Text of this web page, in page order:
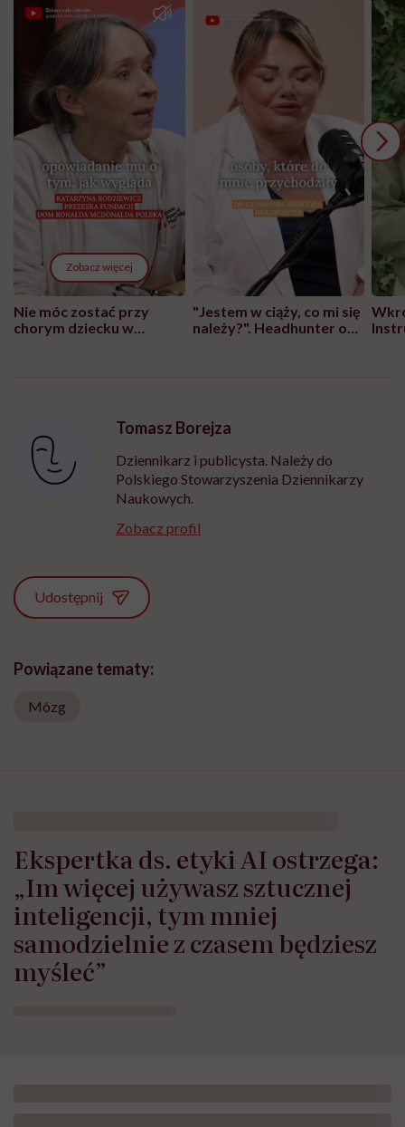
Zobacz więcej
Nie móc zostać przy
chorym dziecku w
"Jestem w ciąży, co mi się
należy?". Headhunter o
Tomasz Borejza
Dziennikarz i publicysta. Należy do
Polskiego Stowarzyszenia Dziennikarzy
Naukowych.
Zobacz profil
Udostępnij
Powiązane tematy:
Mózg
Ekspertka ds. etyki AI ostrzega:
„Im więcej używasz sztucznej
inteligencji, tym mniej
samodzielnie z czasem będziesz
myśleć”